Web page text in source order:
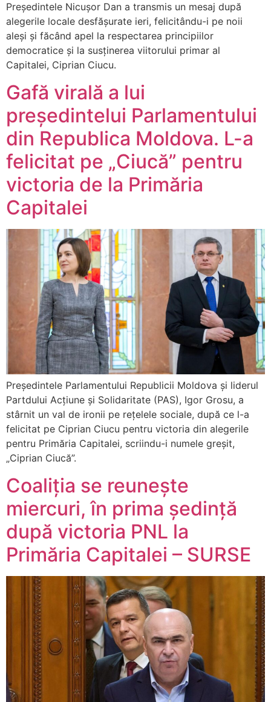
Președintele Nicușor Dan a transmis un mesaj după
alegerile locale desfășurate ieri, felicitându-i pe noii
aleși și făcând apel la respectarea principiilor
democratice și la susținerea viitorului primar al
Capitalei, Ciprian Ciucu.
Gafă virală a lui
președintelui Parlamentului
din Republica Moldova. L-a
felicitat pe „Ciucă” pentru
victoria de la Primăria
Capitalei
Președintele Parlamentului Republicii Moldova și liderul
Partdului Acțiune și Solidaritate (PAS), Igor Grosu, a
stârnit un val de ironii pe rețelele sociale, după ce l-a
felicitat pe Ciprian Ciucu pentru victoria din alegerile
pentru Primăria Capitalei, scriindu-i numele greșit,
„Ciprian Ciucă”.
Coaliția se reunește
miercuri, în prima ședință
după victoria PNL la
Primăria Capitalei – SURSE